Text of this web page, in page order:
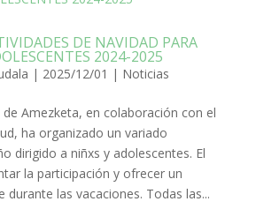
DE NAVIDAD PARA
2024-2025
| 2025/12/01 | Noticias
Amezketa, en colaboración con el
ha organizado un variado
dirigido a niñxs y adolescentes. El
la participación y ofrecer un
durante las vacaciones. Todas las...